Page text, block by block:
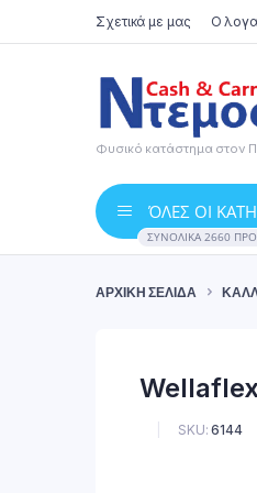
Σχετικά με μας Ο
Φυσικό κατάστημα στον
ΌΛΕΣ ΟΙ
ΣΥΝΟΛΙΚΆ 2660
ΑΡΧΙΚΉ ΣΕΛΊΔΑ
SKU: 6144